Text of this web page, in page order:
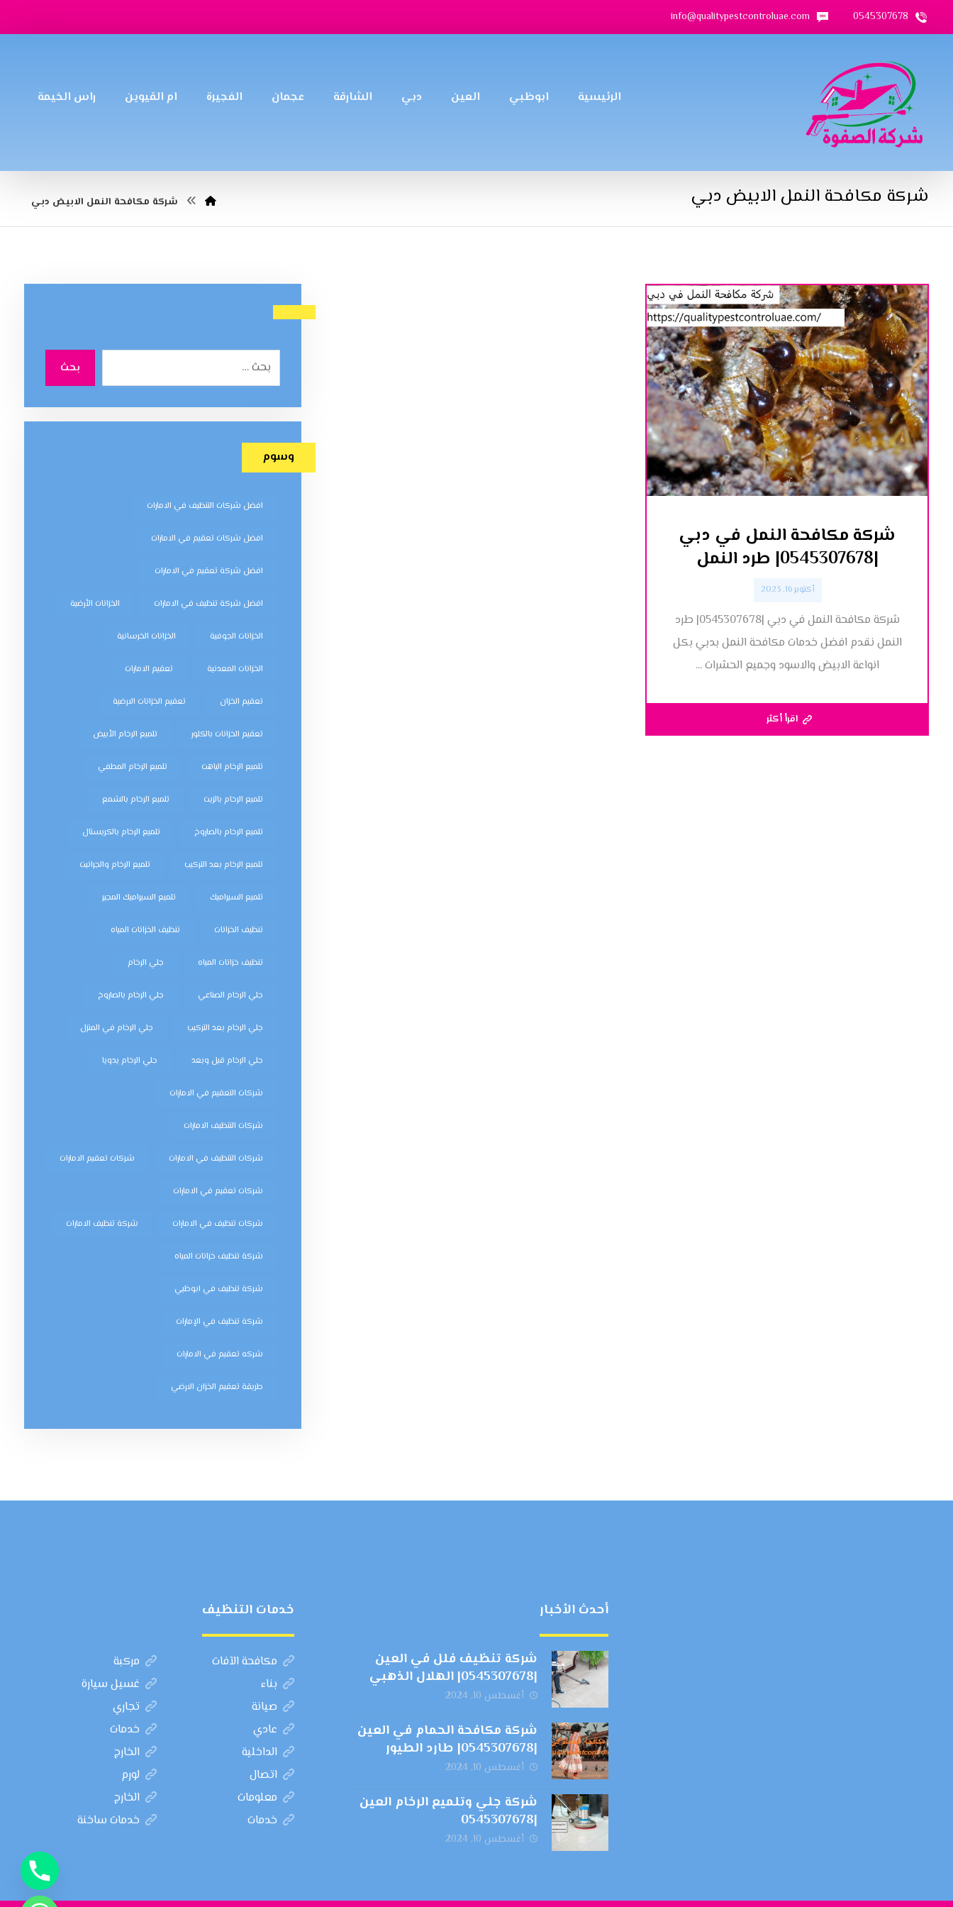
0545307678
info@qualitypestcontroluae.com
الرئيسية ابوظبي العين دبي الشارقة عجمان الفجيرة ام القيوين راس الخيمة
شركة مكافحة النمل الابيض دبي شركة مكافحة النمل الابيض دبي
شركة مكافحة النمل في دبي
|0545307678| طرد النمل
أكتوبر 16, 2023
شركة مكافحة النمل في دبي |0545307678| طرد
النمل نقدم افضل خدمات مكافحة النمل بدبي بكل
انواعة الابيض والاسود وجميع الحشرات ...
اقرأ أكثر
بحث
وسوم
افضل شركات التنظيف في الامارات
افضل شركات تعقيم في الامارات
افضل شركة تعقيم في الامارات
افضل شركة تنظيف في الامارات الخزانات الأرضية
الخزانات الجوفية الخزانات الخرسانية
الخزانات المعدنية تعقيم الامارات
تعقيم الخزان تعقيم الخزانات الارضية
تعقيم الخزانات بالكلور تلميع الرخام الأبيض
تلميع الرخام الباهت تلميع الرخام المطفي
تلميع الرخام بالزيت تلميع الرخام بالشمع
تلميع الرخام بالصاروخ تلميع الرخام بالكريستال
تلميع الرخام بعد التركيب تلميع الرخام والجرانيت
تلميع السيراميك تلميع السيراميك المجير
تنظيف الخزانات تنظيف الخزانات المياه
تنظيف خزانات المياه جلي الرخام
جلي الرخام الصناعي جلي الرخام بالصاروخ
جلي الرخام بعد التركيب جلي الرخام في المنزل
جلي الرخام قبل وبعد جلي الرخام يدويا
شركات التعقيم في الامارات
شركات التنظيف الامارات
شركات التنظيف في الامارات شركات تعقيم الامارات
شركات تعقيم في الامارات
شركات تنظيف في الامارات شركة تنظيف الامارات
شركة تنظيف خزانات المياه
شركة تنظيف في ابوظبي
شركة تنظيف في الإمارات
شركه تعقيم في الامارات
طريقة تعقيم الخزان الارضي
أحدث الأخبار
شركة تنظيف فلل في العين
|0545307678| الهلال الذهبي
أغسطس 10, 2024
شركة مكافحة الحمام في العين
|0545307678| طارد الطيور
أغسطس 10, 2024
شركة جلي وتلميع الرخام العين
|0545307678
أغسطس 10, 2024
خدمات التنظيف
مكافحة الآفات
مركبة
بناء
غسيل سيارة
صيانة
تجاري
عادي
خدمات
الداخلية
الخارج
اتصال
لورم
معلومات
الخارج
خدمات
خدمات ساخنة